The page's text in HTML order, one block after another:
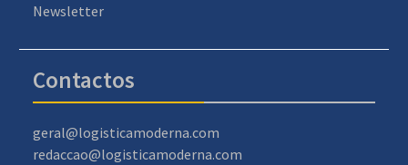
Newsletter
Contactos
geral@logisticamoderna.com
redaccao@logisticamoderna.com